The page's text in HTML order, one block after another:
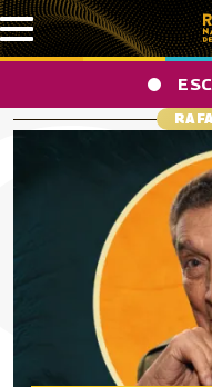
Pasar al contenido principal